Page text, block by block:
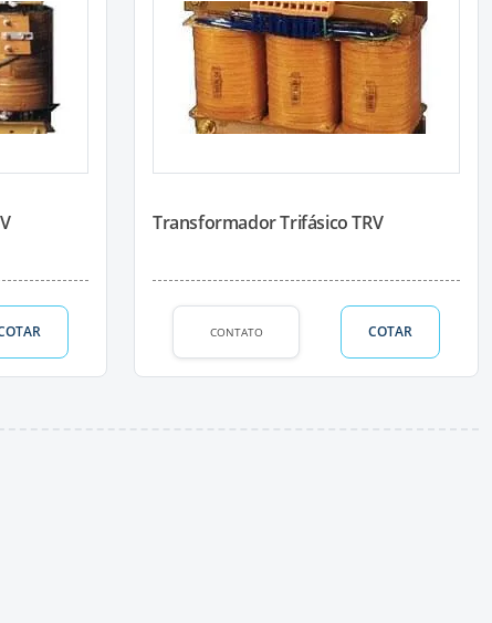
Transformador Trifásico TRV
CONTATO COTAR